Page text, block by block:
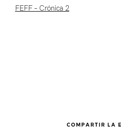
FEFF – Crónica 2
COMPARTIR LA